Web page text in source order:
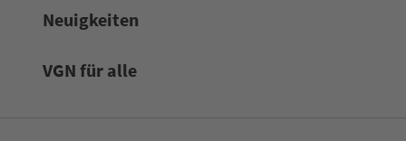
Neuigkeiten
VGN für alle